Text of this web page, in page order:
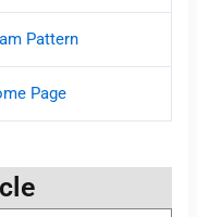
Pattern
Page